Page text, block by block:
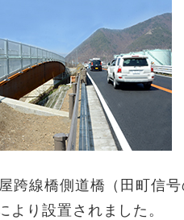
跨線橋側道橋（田町信
より設置されました。